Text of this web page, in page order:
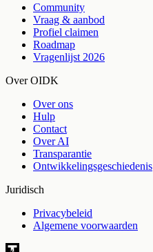
Community
Vraag & aanbod
Profiel claimen
Roadmap
Vragenlijst 2026
Over OIDK
Over ons
Hulp
Contact
Over AI
Transparantie
Ontwikkelingsgeschiedenis
Juridisch
Privacybeleid
Algemene voorwaarden